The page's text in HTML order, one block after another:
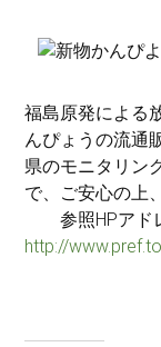
福島原発による
んぴょうの流通
県のモニタリン
で、ご安心の上
参照HPアド
http://